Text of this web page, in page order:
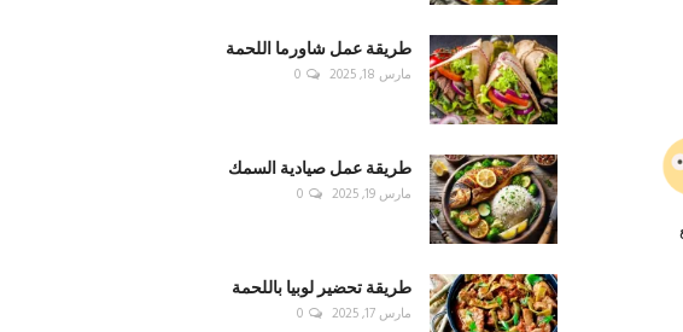
طريقة عمل شاورما اللحمة
مارس 18, 2025 0
طريقة عمل صيادية السمك
مارس 19, 2025 0
طريقة تحضير لوبيا باللحمة
مارس 17, 2025 0